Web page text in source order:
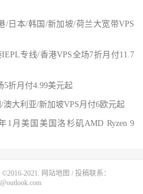
/日本/韩国/新加坡/荷兰大宽带VPS
专线/香港VPS全场7折月付11.7
5折月付4.99美元起
大利亚/新加坡VPS月付6欧元起
1月美国美国洛杉矶AMD Ryzen 9
©2016-2021. 网站地图 / 投稿联系：